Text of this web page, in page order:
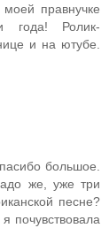
правнучке
года! Ролик-
и на ютубе.
большое.
же, уже три
песне?
почувствовала